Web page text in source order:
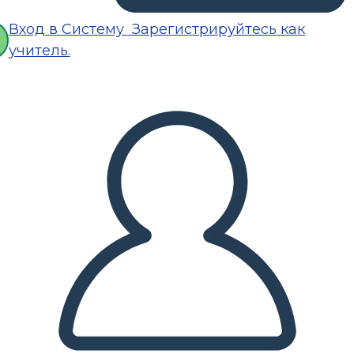
Вход в Систему Зарегистрируйтесь как
учитель.